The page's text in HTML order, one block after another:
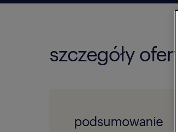
szczegóły oferty
podsumowanie